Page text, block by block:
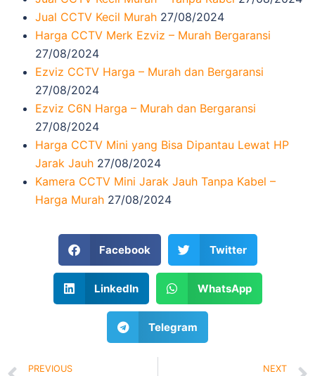
Jual CCTV Kecil Murah 27/08/2024
Harga CCTV Merk Ezviz – Murah Bergaransi
27/08/2024
Ezviz CCTV Harga – Murah dan Bergaransi
27/08/2024
Ezviz C6N Harga – Murah dan Bergaransi
27/08/2024
Harga CCTV Mini yang Bisa Dipantau Lewat HP
Jarak Jauh 27/08/2024
Kamera CCTV Mini Jarak Jauh Tanpa Kabel –
Harga Murah 27/08/2024
Facebook Twitter
LinkedIn WhatsApp
Telegram
PREVIOUS NEXT